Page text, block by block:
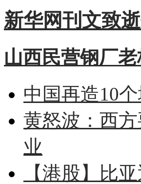
新华网刊文致
山西民营钢厂
中国再造10
黄怒波：西
业
【港股】
比